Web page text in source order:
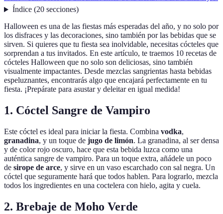
Índice(20 secciones)
Halloween es una de las fiestas más esperadas del año, y no solo por
los disfraces y las decoraciones, sino también por las bebidas que se
sirven. Si quieres que tu fiesta sea inolvidable, necesitas cócteles que
sorprendan a tus invitados. En este artículo, te traemos 10 recetas de
cócteles Halloween que no solo son deliciosas, sino también
visualmente impactantes. Desde mezclas sangrientas hasta bebidas
espeluznantes, encontrarás algo que encajará perfectamente en tu
fiesta. ¡Prepárate para asustar y deleitar en igual medida!
1. Cóctel Sangre de Vampiro
Este cóctel es ideal para iniciar la fiesta. Combina vodka,
granadina, y un toque de jugo de limón. La granadina, al ser densa
y de color rojo oscuro, hace que esta bebida luzca como una
auténtica sangre de vampiro. Para un toque extra, añádele un poco
de sirope de arce, y sirve en un vaso escarchado con sal negra. Un
cóctel que seguramente hará que todos hablen. Para lograrlo, mezcla
todos los ingredientes en una coctelera con hielo, agita y cuela.
2. Brebaje de Moho Verde